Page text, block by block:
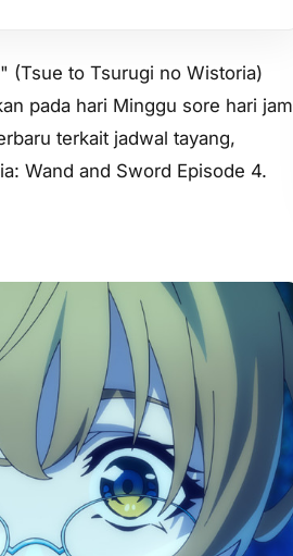
(Tsue to Tsurugi no Wistoria)
pada hari Minggu sore hari jam
terkait jadwal tayang,
Wand and Sword Episode 4.